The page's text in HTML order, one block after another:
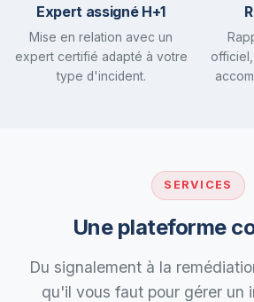
Expert assigné H+1
Mise en relation avec un
expert certifié adapté à votre
type d'incident.
SERVICES
Une plateforme
Du signalement à la
qu'il vous faut pour gérer un